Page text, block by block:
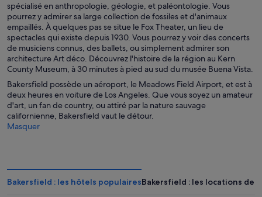
spécialisé en anthropologie, géologie, et paléontologie. Vous
pourrez y admirer sa large collection de fossiles et d'animaux
empaillés. À quelques pas se situe le Fox Theater, un lieu de
spectacles qui existe depuis 1930. Vous pourrez y voir des concerts
de musiciens connus, des ballets, ou simplement admirer son
architecture Art déco. Découvrez l'histoire de la région au Kern
County Museum, à 30 minutes à pied au sud du musée Buena Vista.
Bakersfield possède un aéroport, le Meadows Field Airport, et est à
deux heures en voiture de Los Angeles. Que vous soyez un amateur
d'art, un fan de country, ou attiré par la nature sauvage
californienne, Bakersfield vaut le détour.
Masquer
Bakersfield : les hôtels populairesBakersfield : les locations de